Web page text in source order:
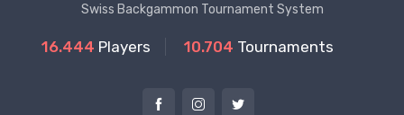
Swiss Backgammon Tournament System
16.444 Players 10.704 Tournaments